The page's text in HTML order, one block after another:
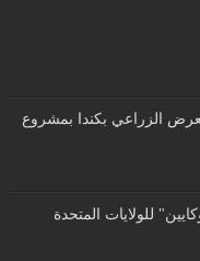
الزراعي بكندا بمشروع
للولايات المتحدة